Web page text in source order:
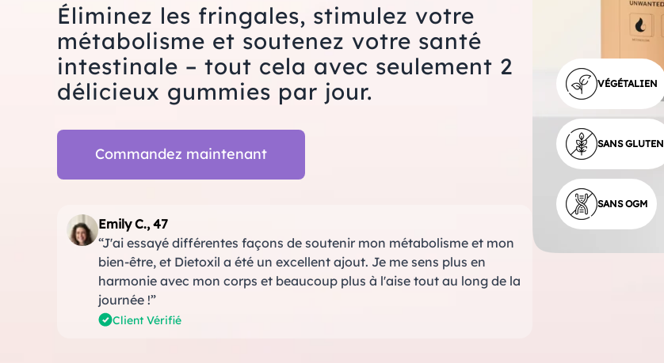
Éliminez les fringales, stimulez votre
métabolisme et soutenez votre santé
intestinale – tout cela avec seulement 2
délicieux gummies par jour.
Commandez maintenant
Emily C., 47
“J'ai essayé différentes façons de soutenir mon métabolisme et mon
bien-être, et Dietoxil a été un excellent ajout. Je me sens plus en
harmonie avec mon corps et beaucoup plus à l'aise tout au long de la
journée !”
Client Vérifié
VÉGÉTALIEN
SANS GLUTEN
SANS OGM